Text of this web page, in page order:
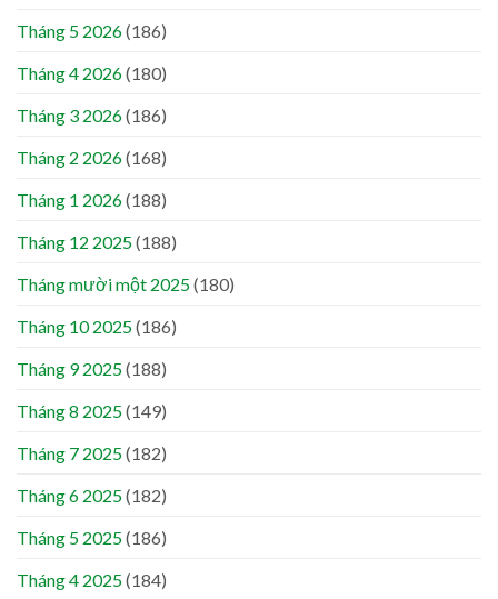
Tháng 5 2026(186)
Tháng 4 2026(180)
Tháng 3 2026(186)
Tháng 2 2026(168)
Tháng 1 2026(188)
Tháng 12 2025(188)
Tháng mười một 2025(180)
Tháng 10 2025(186)
Tháng 9 2025(188)
Tháng 8 2025(149)
Tháng 7 2025(182)
Tháng 6 2025(182)
Tháng 5 2025(186)
Tháng 4 2025(184)